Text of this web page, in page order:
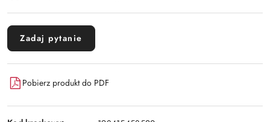
Zadaj pytanie
Pobierz produkt do PDF